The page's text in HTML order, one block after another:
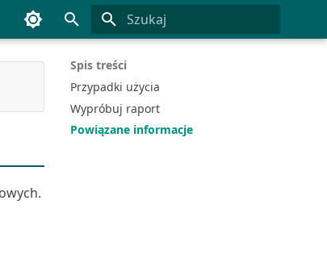
Spis treści
Przypadki użycia
Wypróbuj raport
Powiązane informacje